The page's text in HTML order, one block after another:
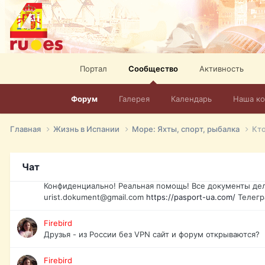
Портал Сообщество
Форум Галерея Календарь Наша
Активность
Главная Жизнь в Испании Море: Яхты, спорт, рыбалка
Чат
elevision-in-spain.html Тел: +972-526-384-339
David16
Книги
David16
Подскажите пожалуйста, как удалить свой аккаунт из
Если Вы попали в трудную ситуацию и возникла
Конфиденциально! Реальная помощь! Все документы
urist.dokument@gmail.com https://pasport-ua.com/
Firebird
Друзья - из России без VPN сайт и форум открываются?
Firebird